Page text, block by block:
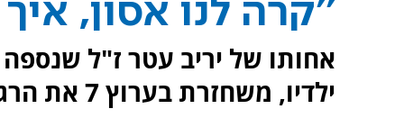
''קרה לנו אסון,
אחותו של יריב עטר ז"ל
ילדיו, משחזרת בערוץ 7 את הרגעים הקשים שלא נותנים לה מנוח.